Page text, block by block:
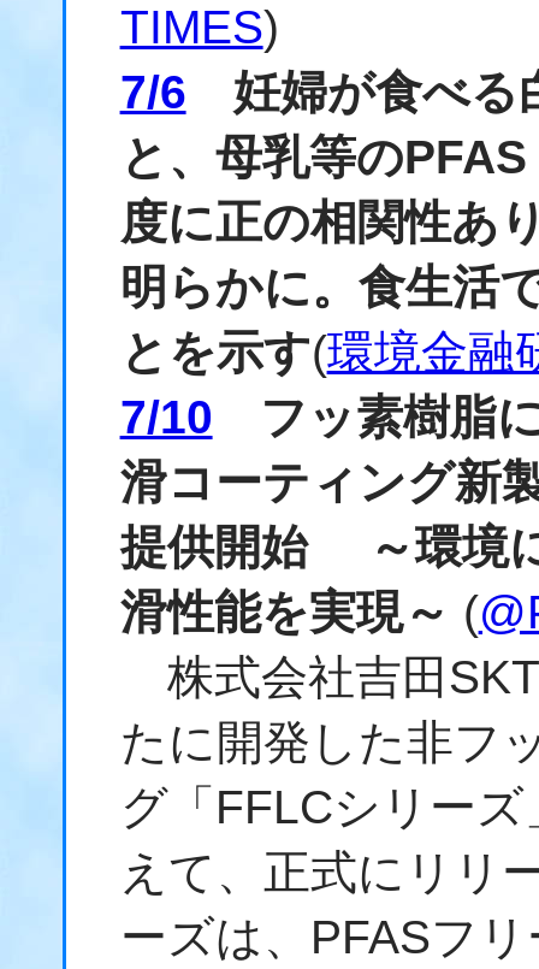
TIMES)
7/6 妊婦が食べる
と、母乳等の
度に正の相関性あ
明らかに。食生活
とを示す(環境金融
7/10 フッ素樹脂
滑コーティング新
提供開始 ～環境
滑性能を実現～ (
株式会社吉田
たに開発した非フ
グ「FFLCシリー
えて、正式にリリ
ーズは、PFASフ